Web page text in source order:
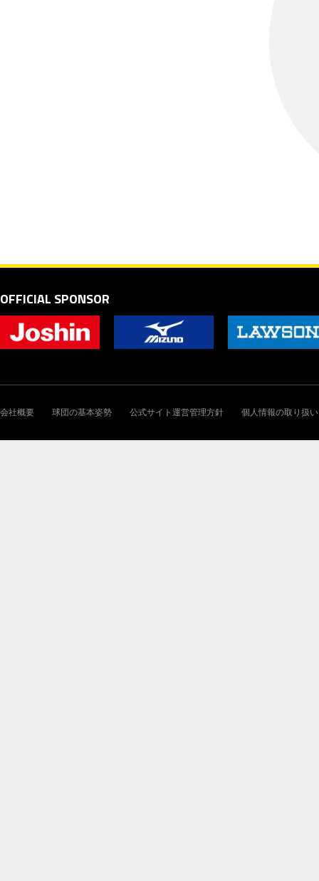
OFFICIAL SPONSOR
会社概要 球団の基本姿勢 公式サイト運営管理方針 個人情報の取り扱い